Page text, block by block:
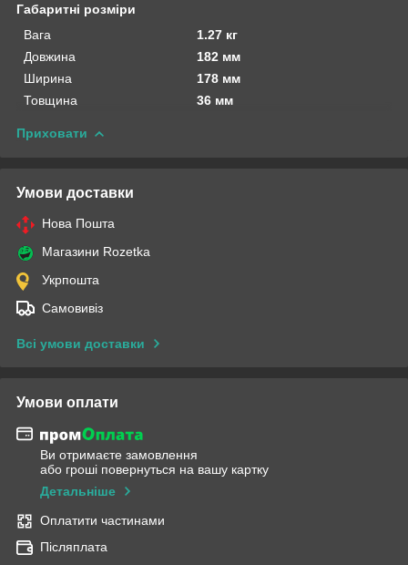
Габаритні розміри
Вага
1.27 кг
Довжина
182 мм
Ширина
178 мм
Товщина
36 мм
Приховати
Умови доставки
Нова Пошта
Магазини Rozetka
Укрпошта
Самовивіз
Всі умови доставки
Умови оплати
Ви отримаєте замовлення
або гроші повернуться на вашу картку
Детальніше
Оплатити частинами
Післяплата